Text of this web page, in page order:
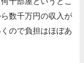
数千万円の収入が
ので負担はほぼあ